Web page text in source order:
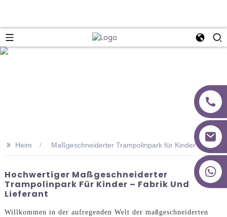
>> Heim Maßgeschneiderter Trampolinpark für Kinder
Hochwertiger Maßgeschneiderter
Trampolinpark Für Kinder – Fabrik Und
Lieferant
Willkommen in der aufregenden Welt der maßgeschneiderten